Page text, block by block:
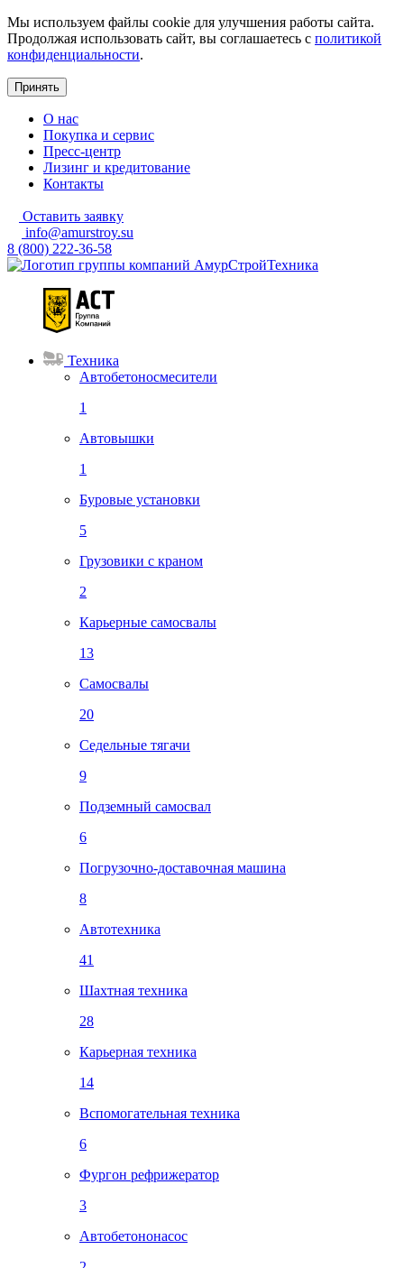
Мы используем файлы cookie для улучшения работы сайта.
Продолжая использовать сайт, вы соглашаетесь с политикой
конфиденциальности.
Принять
О нас
Покупка и сервис
Пресс-центр
Лизинг и кредитование
Контакты
Оставить заявку
info@amurstroy.su
8 (800) 222-36-58
Техника
Автобетоносмесители
1
Автовышки
1
Буровые установки
5
Грузовики с краном
2
Карьерные самосвалы
13
Самосвалы
20
Седельные тягачи
9
Подземный самосвал
6
Погрузочно-доставочная машина
8
Автотехника
41
Шахтная техника
28
Карьерная техника
14
Вспомогательная техника
6
Фургон рефрижератор
3
Автобетононасос